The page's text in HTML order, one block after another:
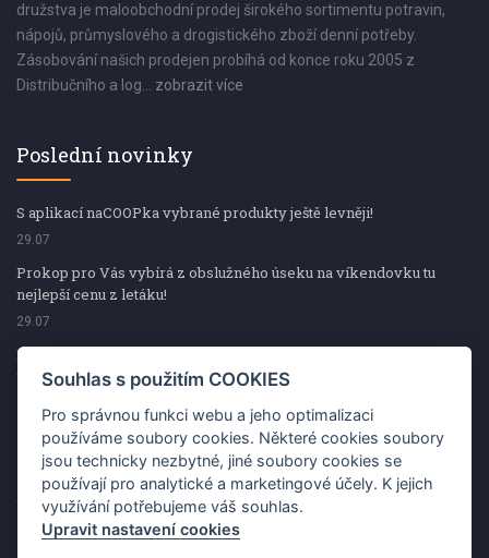
družstva je maloobchodní prodej širokého sortimentu potravin,
nápojů, průmyslového a drogistického zboží denní potřeby.
Zásobování našich prodejen probíhá od konce roku 2005 z
Distribučního a log... zobrazit více
Poslední novinky
S aplikací naCOOPka vybrané produkty ještě levněji!
29.07
Prokop pro Vás vybírá z obslužného úseku na víkendovku tu
nejlepší cenu z letáku!
29.07
Prokop pro Vás vybírá z obslužného úseku na víkendovku tu
nejlepší cenu z letáku!
Kup špekáčky od Váhaly a vyhraj s naCOOPkou sekerku Fiskars
29.07
Prokop pro Vás vybírá na víkendovku ty nejlepší ceny z letáku!
29.07
Souhlas s použitím COOKIES
Pro správnou funkci webu a jeho optimalizaci
používáme soubory cookies. Některé cookies soubory
jsou technicky nezbytné, jiné soubory cookies se
používají pro analytické a marketingové účely. K jejich
využívání potřebujeme váš souhlas.
Upravit nastavení cookies